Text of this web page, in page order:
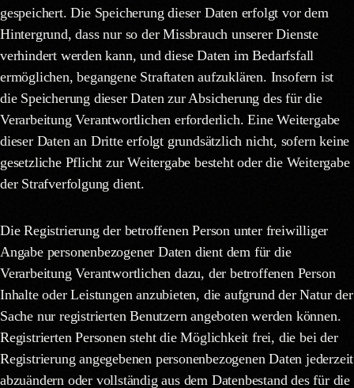
gespeichert. Die Speicherung dieser Daten erfolgt vor dem
Hintergrund, dass nur so der Missbrauch unserer Dienste
verhindert werden kann, und diese Daten im Bedarfsfall
ermöglichen, begangene Straftaten aufzuklären. Insofern ist
die Speicherung dieser Daten zur Absicherung des für die
Verarbeitung Verantwortlichen erforderlich. Eine Weitergabe
dieser Daten an Dritte erfolgt grundsätzlich nicht, sofern keine
gesetzliche Pflicht zur Weitergabe besteht oder die Weitergabe
der Strafverfolgung dient.
Die Registrierung der betroffenen Person unter freiwilliger
Angabe personenbezogener Daten dient dem für die
Verarbeitung Verantwortlichen dazu, der betroffenen Person
Inhalte oder Leistungen anzubieten, die aufgrund der Natur der
Sache nur registrierten Benutzern angeboten werden können.
Registrierten Personen steht die Möglichkeit frei, die bei der
Registrierung angegebenen personenbezogenen Daten jederzeit
abzuändern oder vollständig aus dem Datenbestand des für die